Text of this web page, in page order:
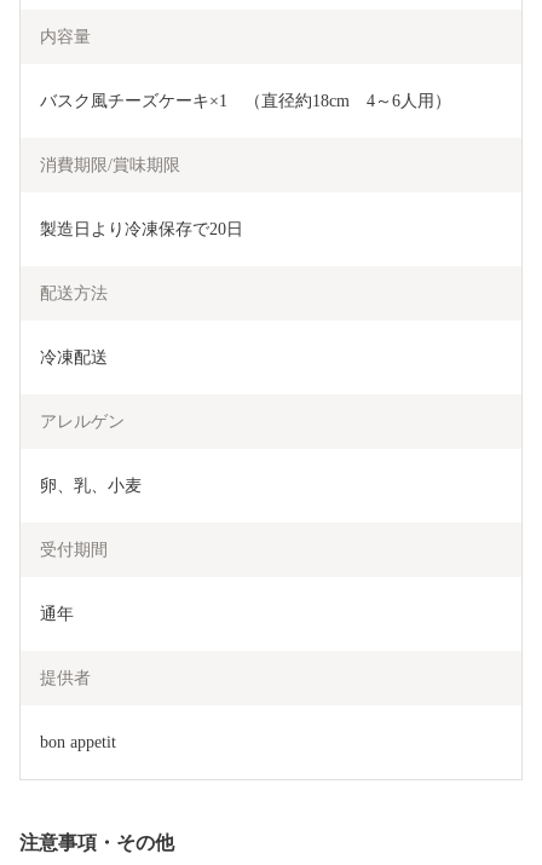
内容量
バスク風チーズケーキ×1　（直径約18cm　4～6人用）
消費期限/賞味期限
製造日より冷凍保存で20日
配送方法
冷凍配送
アレルゲン
卵、乳、小麦
受付期間
通年
提供者
bon appetit
注意事項・その他